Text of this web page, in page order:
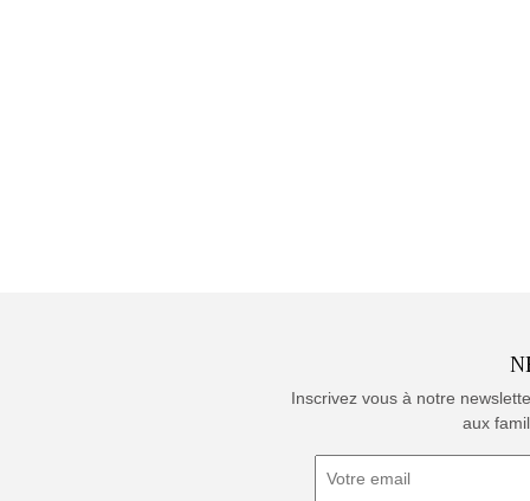
Inscrivez vous à notre
aux